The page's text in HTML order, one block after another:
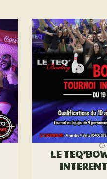
LE